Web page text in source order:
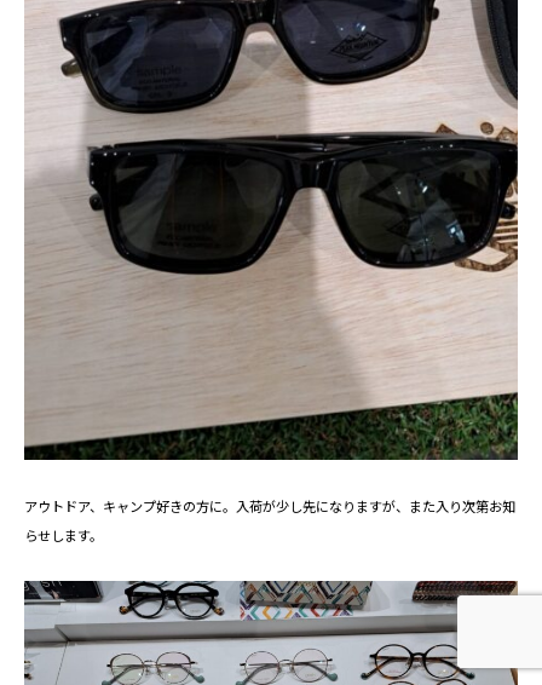
アウトドア、キャンプ好きの方に。入荷が少し先になりますが、また入り次第お知
らせします。